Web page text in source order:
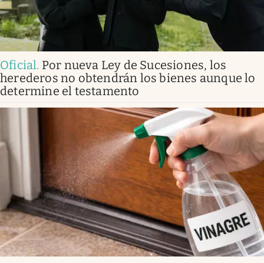
Oficial. Por nueva Ley de Sucesiones, los
herederos no obtendrán los bienes aunque lo
determine el testamento